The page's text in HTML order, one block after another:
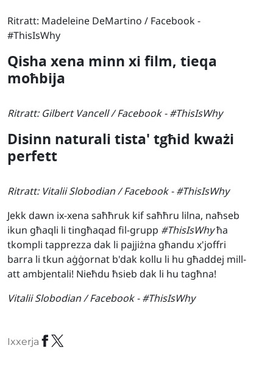
Ritratt: Madeleine DeMartino / Facebook -
#ThisIsWhy
Qisha xena minn xi film, tieqa
moħbija
Ritratt: Gilbert Vancell / Facebook - #ThisIsWhy
Disinn naturali tista' tgħid kważi
perfett
Ritratt: Vitalii Slobodian / Facebook -#ThisIsWhy
Jekk dawn ix-xena saħħruk kif saħħru lilna, naħseb
ikun għaqli li tingħaqad fil-grupp #ThisIsWhyħa
tkompli tapprezza dak li pajjiżna għandu x'joffri
barra li tkun aġġornat b'dak kollu li hu għaddej mill-
att ambjentali! Nieħdu ħsieb dak li hu tagħna!
Vitalii Slobodian / Facebook - #ThisIsWhy
Ixxerja